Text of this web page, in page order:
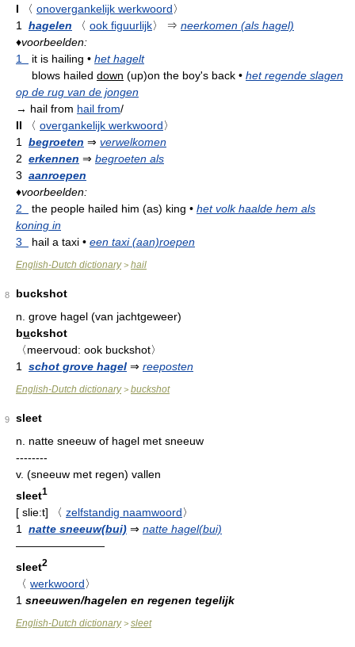
I 〈 onovergankelijk werkwoord〉
1 hagelen 〈 ook figuurlijk〉 ⇒ neerkomen (als hagel)
♦voorbeelden:
1
it is hailing • het hagelt
blows hailed down (up)on the boy's back • het regende slagen
op de rug van de jongen
→ hail from hail from/
II
〈 overgankelijk werkwoord〉
1 begroeten ⇒ verwelkomen
2 erkennen ⇒ begroeten als
3 aanroepen
♦voorbeelden:
2
the people hailed him (as) king • het volk haalde hem als
koning in
3
hail a taxi • een taxi (aan)roepen
English-Dutch dictionary> hail
8
buckshot
n. grove hagel (van jachtgeweer)
buckshot
〈meervoud: ook buckshot〉
1 schot grove hagel ⇒ reeposten
English-Dutch dictionary> buckshot
9
sleet
n. natte sneeuw of hagel met sneeuw
--------
v. (sneeuw met regen) vallen
sleet1
[ slie:t] 〈 zelfstandig naamwoord〉
1
natte sneeuw(bui) ⇒ natte hagel(bui)
————————
sleet2
〈 werkwoord〉
1 sneeuwen/hagelen en regenen tegelijk
English-Dutch dictionary> sleet